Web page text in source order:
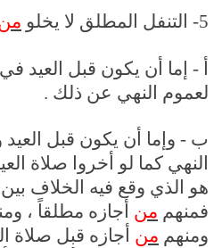
5- التنفل المطلق لا يخلو
أ - إما أن يكون قبل العيد
لعموم النهي عن ذلك .
ب - وإما أن يكون قبل
النهي كما لو أخروا صلاة
هو الذي وقع فيه الخلاف بين
فمنهم من أجازه مطلقاً ،
ومنهم من أجازه قبل صلاة